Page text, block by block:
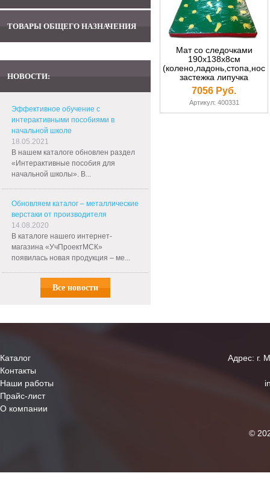
ТОВАРЫ ОБЩЕГО НАЗНАЧЕНИЯ
НОВОСТИ:
Эффективное обучение с
интерактивными пособиями в
начальной школе
18.05.2021
В нашем каталоге обновлен раздел
«Интерактивные пособия для
начальной школы». В...
Обновляем каталог – металлические
верстаки от производителя
14.08.2020
В каталоге нашего интернет-
магазина «УчПроектМСК»
появилась новая продукция – ме...
Все новости
Мат со следочками
190х138х8см
застежка липучка
7056 Руб.
Артикул: 400331
Каталог
Контакты
Наши работы
Прайс-лист
О компании
Адрес: г.
©